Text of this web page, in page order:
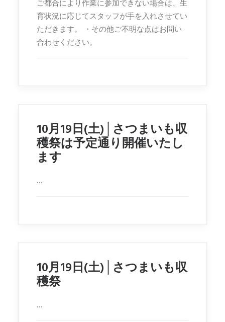
ご都合により作業に参加できない場合は、生
育状況に応じてスタッフが手を入れさせてい
ただきます。 ・その他ご不明な点はお問い
合わせください。
10月19日(土)│さつまいも収
穫祭は予定通り開催いたし
ます
...
10月19日(土)│さつまいも収
穫祭
...